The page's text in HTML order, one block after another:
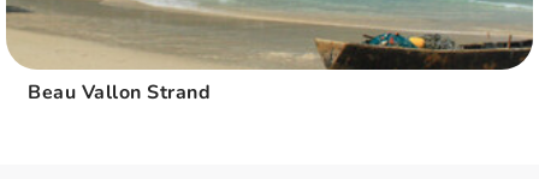
Beau Vallon Strand